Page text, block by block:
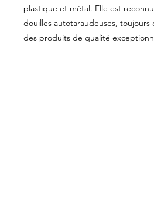
plastique et métal. Elle est
douilles autotaraudeuses,
des produits de qualité